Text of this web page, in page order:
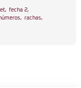
, fecha 2,
, rachas,